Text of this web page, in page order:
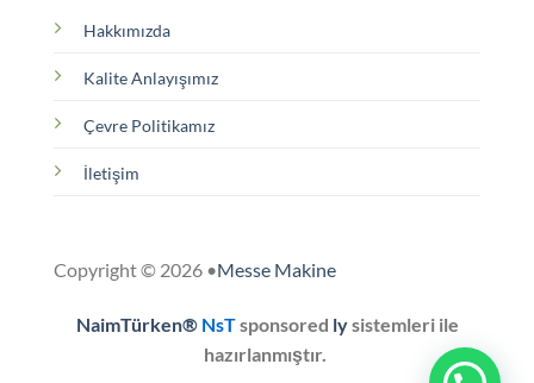
Hakkımızda
Kalite Anlayışımız
Çevre Politikamız
İletişim
Copyright © 2026 •Messe Makine
NaimTürken® NsTsponsored lysistemleri ile
hazırlanmıştır.